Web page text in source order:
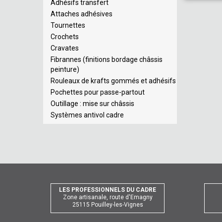
Adhésifs transfert
Attaches adhésives
Tournettes
Crochets
Cravates
Fibrannes (finitions bordage châssis
peinture)
Rouleaux de krafts gommés et adhésifs
Pochettes pour passe-partout
Outillage : mise sur châssis
Systèmes antivol cadre
LES PROFESSIONNELS DU CADRE
Zone artisanale, route d'Emagny
25115 Pouilley-les-Vignes